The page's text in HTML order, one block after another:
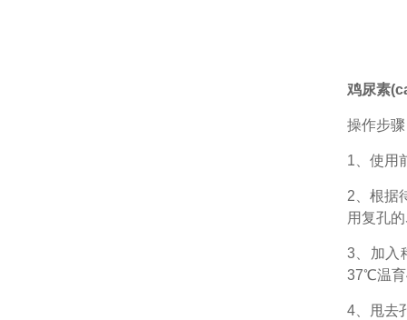
鸡尿素
操作步
1、 使用
2、根据
用复孔
3、加入
37℃温育
4、甩去